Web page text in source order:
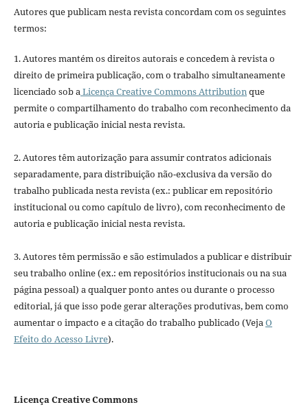
Autores que publicam nesta revista concordam com os seguintes
termos:
1. Autores mantém os direitos autorais e concedem à revista o
direito de primeira publicação, com o trabalho simultaneamente
licenciado sob aLicença Creative Commons Attributionque
permite o compartilhamento do trabalho com reconhecimento da
autoria e publicação inicial nesta revista.
2. Autores têm autorização para assumir contratos adicionais
separadamente, para distribuição não-exclusiva da versão do
trabalho publicada nesta revista (ex.: publicar em repositório
institucional ou como capítulo de livro), com reconhecimento de
autoria e publicação inicial nesta revista.
3. Autores têm permissão e são estimulados a publicar e distribuir
seu trabalho online (ex.: em repositórios institucionais ou na sua
página pessoal) a qualquer ponto antes ou durante o processo
editorial, já que isso pode gerar alterações produtivas, bem como
aumentar o impacto e a citação do trabalho publicado (VejaO
Efeito do Acesso Livre).
Licença Creative Commons